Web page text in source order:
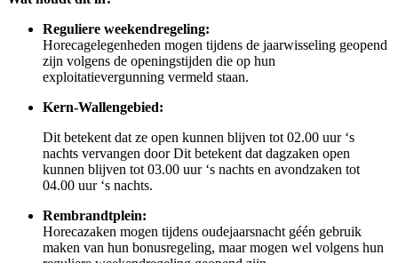
Reguliere weekendregeling:
Horecagelegenheden mogen tijdens de jaarwisseling geopend
zijn volgens de openingstijden die op hun
exploitatievergunning vermeld staan.
Kern-Wallengebied:
Dit betekent dat ze open kunnen blijven tot 02.00 uur ‘s
nachts vervangen door Dit betekent dat dagzaken open
kunnen blijven tot 03.00 uur ‘s nachts en avondzaken tot
04.00 uur ‘s nachts.
Rembrandtplein:
Horecazaken mogen tijdens oudejaarsnacht géén gebruik
maken van hun bonusregeling, maar mogen wel volgens hun